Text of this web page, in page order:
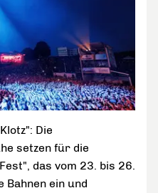
Die
setzen für die
das vom 23. bis 26.
ein und